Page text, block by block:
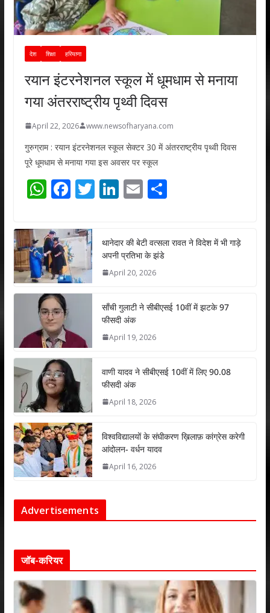
देश शिक्षा हरियाणा
रयान इंटरनेशनल स्कूल में धूमधाम से मनाया
गया अंतरराष्ट्रीय पृथ्वी दिवस
April 22, 2026 www.newsofharyana.com
गुरुग्राम : रयान इंटरनेशनल स्कूल सेक्टर 30 में अंतरराष्ट्रीय पृथ्वी दिवस
पूरे धूमधाम से मनाया गया इस अवसर पर स्कूल
W
at
s
A
p
p
F
e
b
o
o
T
er
Li
e
dI
E
l
S
e
थानेदार की बेटी वत्सला रावत ने विदेश में भी गाड़े
अपनी प्रतिभा के झंडे
April 20, 2026
साँची गुलाटी ने सीबीएसई 10वीं में झटके 97
फीसदी अंक
April 19, 2026
वाणी यादव ने सीबीएसई 10वीं में लिए 90.08
फीसदी अंक
April 18, 2026
विश्वविद्यालयों के संघीकरण ख़िलाफ़ कांग्रेस करेगी
आंदोलन- वर्धन यादव
April 16, 2026
Advertisements
जॉब-करियर